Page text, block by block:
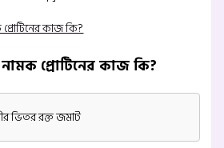
কাজ কি?
প্রোটিনের কাজ কি?
ভিতর রক্ত জমাট